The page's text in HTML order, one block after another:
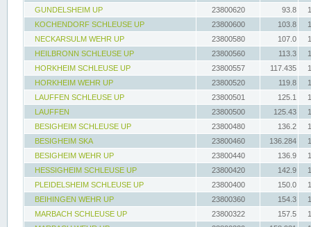
GUNDELSHEIM UP
23800620 93.8
KOCHENDORF SCHLEUSE UP
23800600 103.8
NECKARSULM WEHR UP
23800580 107.0
HEILBRONN SCHLEUSE UP
23800560 113.3
HORKHEIM SCHLEUSE UP
23800557 117.435
HORKHEIM WEHR UP
23800520 119.8
LAUFFEN SCHLEUSE UP
23800501 125.1
LAUFFEN
23800500 125.43
BESIGHEIM SCHLEUSE UP
23800480 136.2
BESIGHEIM SKA
23800460 136.284
BESIGHEIM WEHR UP
23800440 136.9
HESSIGHEIM SCHLEUSE UP
23800420 142.9
PLEIDELSHEIM SCHLEUSE UP
23800400 150.0
BEIHINGEN WEHR UP
23800360 154.3
MARBACH SCHLEUSE UP
23800322 157.5